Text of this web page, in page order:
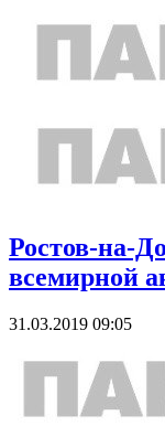
Ростов-на-
всемирной
31.03.2019 09:05